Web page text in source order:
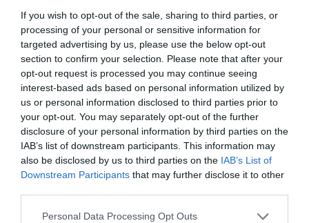
If you wish to opt-out of the sale, sharing to third parties, or
processing of your personal or sensitive information for
targeted advertising by us, please use the below opt-out
section to confirm your selection. Please note that after your
opt-out request is processed you may continue seeing
interest-based ads based on personal information utilized by
us or personal information disclosed to third parties prior to
your opt-out. You may separately opt-out of the further
disclosure of your personal information by third parties on the
IAB’s list of downstream participants. This information may
also be disclosed by us to third parties on the IAB’s List of
Downstream Participants that may further disclose it to other
Personal Data Processing Opt Outs
Λαδά 9α, Αθήνα
Black Duck
Eισιτήρια:
Είσοδος Ελεύθερη
Πληροφορίες / Κρατήσεις:
Τηλ.: 210 3234760 |www.blackduck.gr
Ακολουθήστε το Culturenow.gr στοGoogle Newsκαι
μάθετε πρώτοι όλες τις ειδήσεις